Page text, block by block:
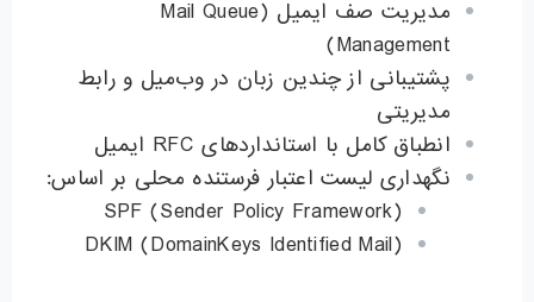
مدیریت صف ایمیل (Mail Queue
Management)
پشتیبانی از چندین زبان در وب‌میل و رابط
مدیریتی
انطباق کامل با استانداردهای RFC ایمیل
نگهداری لیست اعتبار فرستنده محلی بر اساس:
SPF (Sender Policy Framework)
DKIM (DomainKeys Identified Mail)